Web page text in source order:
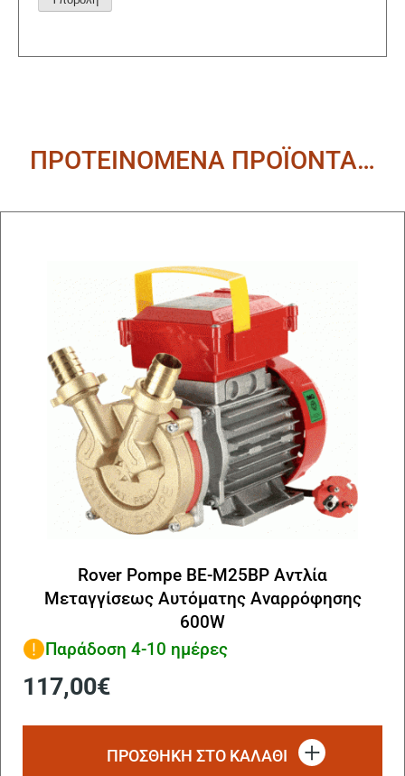
ΠΡΟΤΕΙΝΟΜΕΝΑ ΠΡΟΪΟΝΤΑ…
Rover Pompe BE-M25BP Αντλία
Μεταγγίσεως Αυτόματης Αναρρόφησης
600W
Παράδοση 4-10 ημέρες
117,00€
ΠΡΟΣΘΗΚΗ ΣΤΟ ΚΑΛΑΘΙ